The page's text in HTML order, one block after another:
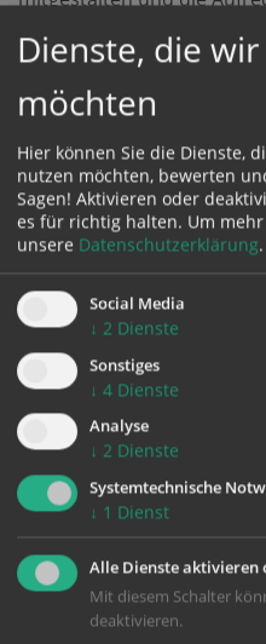
an Aspekten und
einem
Besondere und
Iris Andraschek
Iris Andraschek wurde in
geboren und lebt in Wien
wurde bereits mit
Zuletzt erhielt sie 2025
Landes Niederösterreich
Ihr Werk umfasst
und Projekte im
Gesellschaftspolitische
Aspekte in ihrem Werk.
im öffentlichen Raum liegt
Erinnerungsgeschichte
weiblicher Identität.
Ausstellung „Alles in
vielschichtige
zum Wiederaufbau des
Dienste, die
möchten
Hier können Sie die Dienste,
nutzen möchten, bewerten
Sagen! Aktivieren oder
es für richtig halten. Um
unsere Datenschutzerklärung.
Social Media
↓ 2 Dienste
Sonstiges
↓ 4 Dienste
Analyse
↓ 2 Dienste
Systemtechnische
↓ 1 Dienst
Alle Dienste aktivieren
Mit diesem Schalter
deaktivieren.